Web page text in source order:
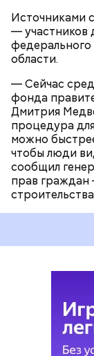
Источниками
— участников
области.
— Сейчас
фонда
Дмитрия
процедура
можно
чтобы люди
сообщил
прав граждан